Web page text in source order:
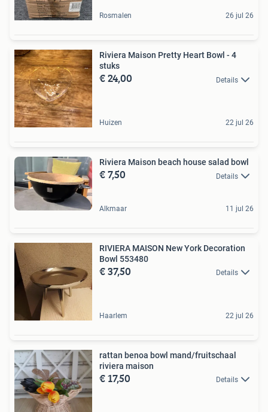
Rosmalen 26 jul 26
Riviera Maison Pretty Heart Bowl - 4
stuks
€ 24,00 Details
Huizen 22 jul 26
Riviera Maison beach house salad bowl
€ 7,50 Details
Alkmaar 11 jul 26
RIVIERA MAISON New York Decoration
Bowl 553480
€ 37,50 Details
Haarlem 22 jul 26
rattan benoa bowl mand/fruitschaal
riviera maison
€ 17,50 Details